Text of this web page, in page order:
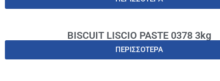
BISCUIT LISCIO PASTE 0378 3kg
ΠΕΡΙΣΣΟΤΕΡΑ